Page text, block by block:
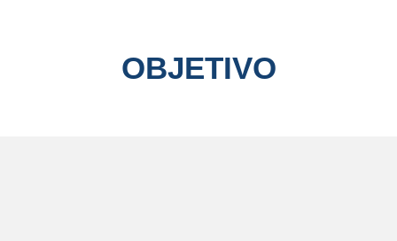
OBJETIVO